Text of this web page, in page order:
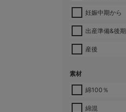
妊娠中期から
出産準備&後期
産後
素材
綿100％
綿混